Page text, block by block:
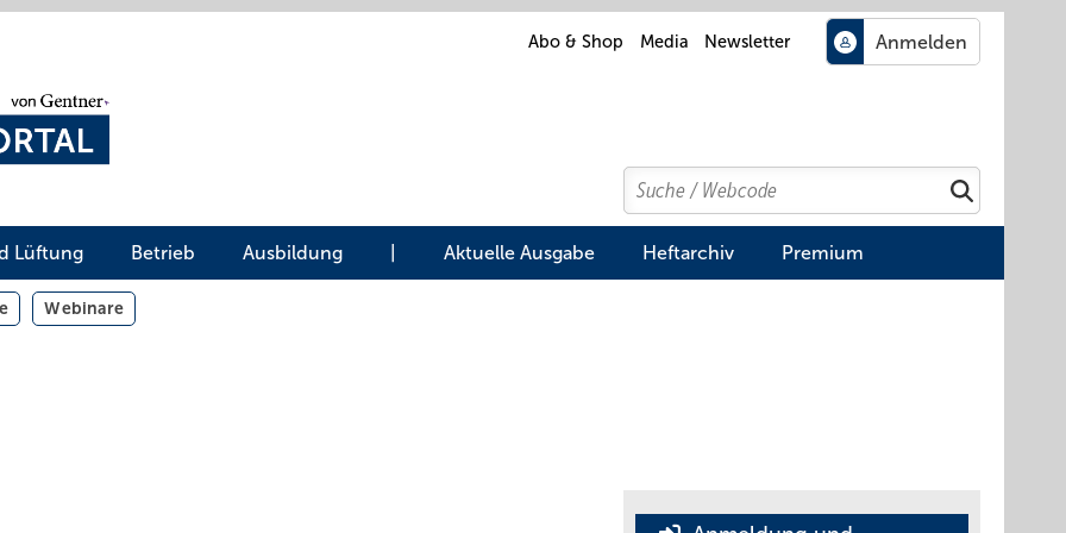
Abo & Shop Media Newsletter
Search
Suchen
Lüftung Betrieb Ausbildung Aktuelle Ausgabe Heftarchiv Premium
Webinare